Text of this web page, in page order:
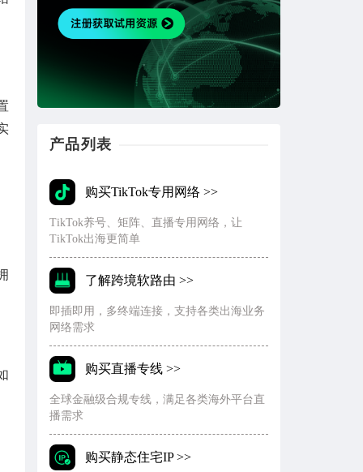
产品列表
购买TikTok专用网络 >>
TikTok养号、矩阵、直播专用网络，让
TikTok出海更简单
了解跨境软路由 >>
即插即用，多终端连接，支持各类出海业务
网络需求
购买直播专线 >>
全球金融级合规专线，满足各类海外平台直
播需求
购买静态住宅IP >>